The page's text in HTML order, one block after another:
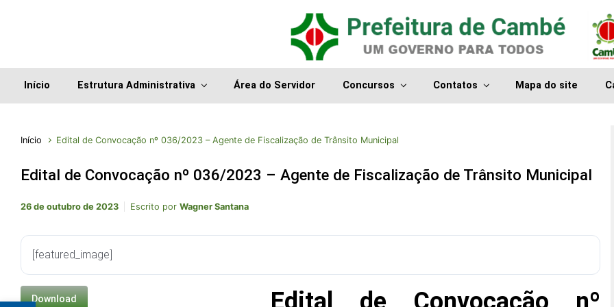
Início Estrutura Administrativa Área do Servidor Concursos Contatos Mapa do site
Início Edital de Convocação nº 036/2023 – Agente de Fiscalização de Trânsito Municipal
Edital de Convocação nº 036/2023 – Agente de Fiscalização de Trânsito Municipal
26 de outubro de 2023 Escrito por Wagner Santana
[featured_image]
Download